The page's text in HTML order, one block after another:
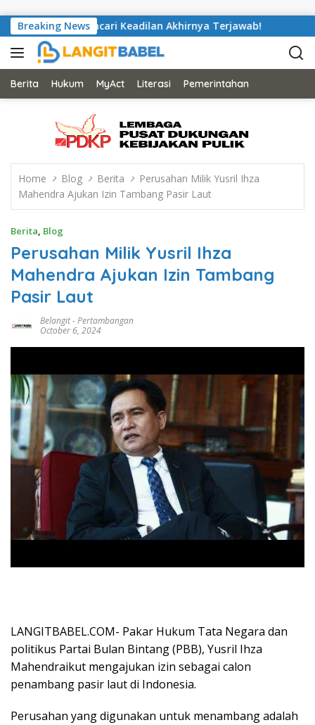
Breaking News
Mencari Keadilan Akhirnya Terjawab! Nyaris
Berita Hukum MyAct Literasi Pemerintahan
Home Blog Berita
Perusahan Milik Yusril Ihza
Mahendra Ajukan Izin Tambang Pasir Laut
Berita, Blog
Perusahan Milik Yusril Ihza
Mahendra Ajukan Izin Tambang
Pasir Laut
Belangit-Pertambangan
October 6, 2024
LANGITBABEL.COM- Pakar Hukum Tata Negara dan
politikus Partai Bulan Bintang (PBB), Yusril Ihza
Mahendraikut mengajukan izin sebagai calon
penambang pasir laut di Indonesia.
Perusahan yang digunakan untuk menambang adalah